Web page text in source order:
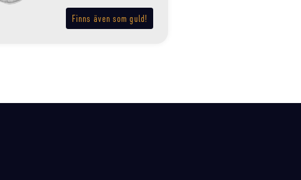
Finns även som guld!